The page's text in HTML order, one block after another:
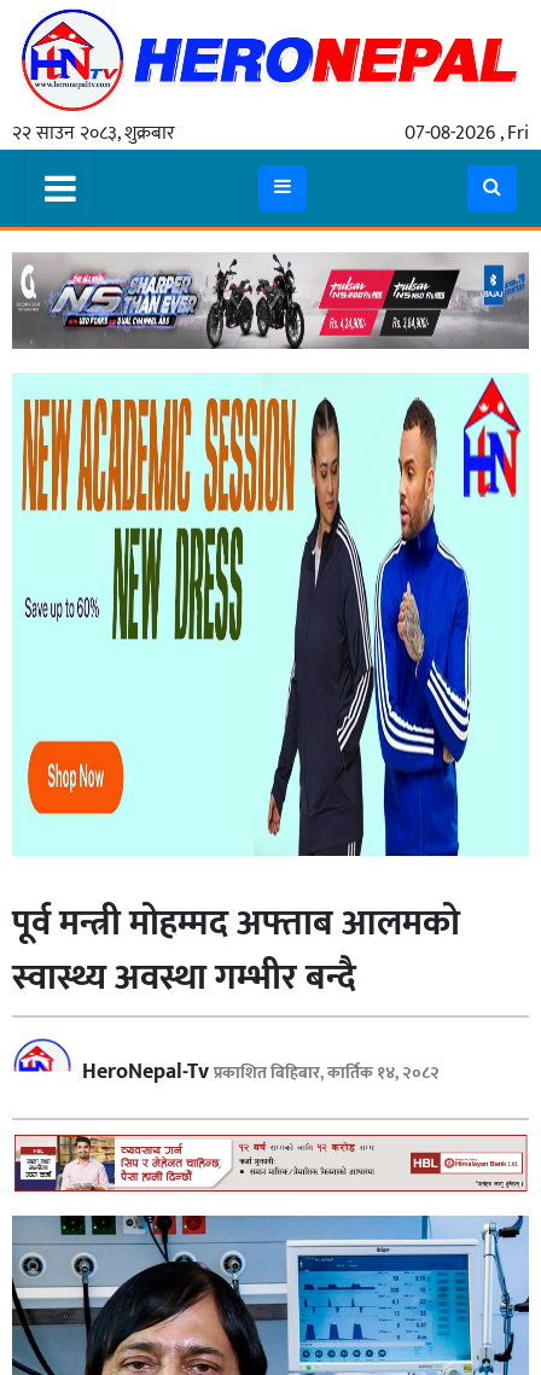
२२ साउन २०८३, शुक्रबार 07-08-2026 , Fri
होमपेज
समाचार
राजनीति
सरकार
धर्म
/
संस्कृति
चार्ड
पर्व
राशिफल
अर्थतन्त्र
भिडियो
कला
अन्तर्राष्ट्रिय
प्रवास
अन्य
शिक्षा
स्वास्थ्य
अपराध
विचार
जीवनशैली
समाज
पूर्व मन्त्री मोहम्मद अफ्ताब आलमको
स्वास्थ्य अवस्था गम्भीर बन्दै
HeroNepal-Tvप्रकाशित बिहिबार, कार्तिक १४, २०८२